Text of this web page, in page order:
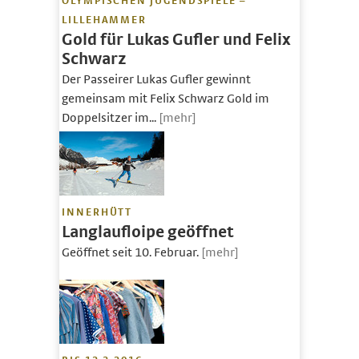
LILLEHAMMER
Gold für Lukas Gufler und Felix
Schwarz
Der Passeirer Lukas Gufler gewinnt
gemeinsam mit Felix Schwarz Gold im
Doppelsitzer im... [mehr]
INNERHÜTT
Langlaufloipe geöffnet
Geöffnet seit 10. Februar. [mehr]